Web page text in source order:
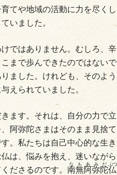
てや地域の活動に力を尽くし
いました。
ではありません。むしろ、辛
まで歩んできたのではないで
ました。けれども、そのよう
えられていました。
ます。それは、自分の力で立
阿弥陀さまはそのまま見捨て
。私たちは自己中心的な生き
は、悩みを抱え、迷いながら
ださるのです。 南無阿弥陀仏